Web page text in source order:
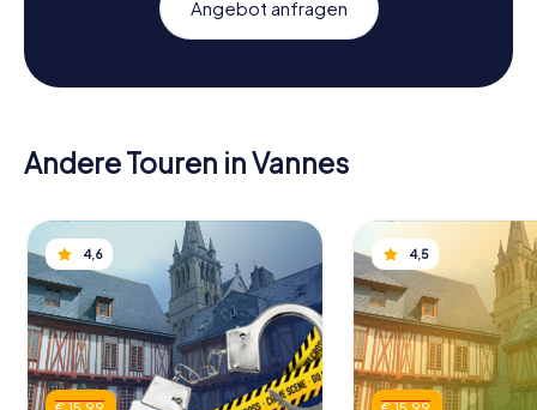
Angebot anfragen
Andere Touren in Vannes
4,6 4,5